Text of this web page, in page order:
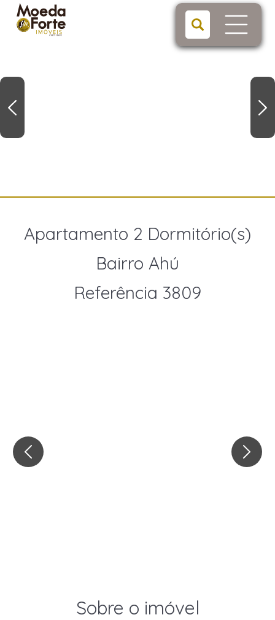
Apartamento 2 Dormitório(s)
Bairro Ahú
Referência 3809
Sobre o imóvel